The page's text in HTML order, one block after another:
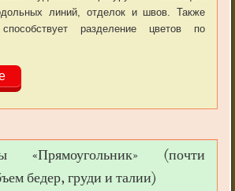
линий, отделок и швов. Также
разделение цветов по
(почти
бедер, груди и талии)